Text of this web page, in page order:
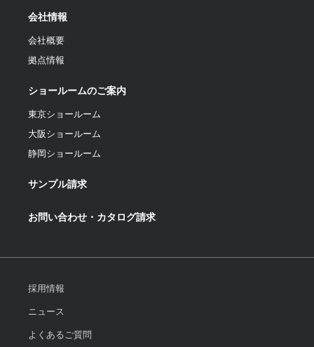
会社情報
会社概要
拠点情報
ショールームのご案内
東京ショールーム
大阪ショールーム
静岡ショールーム
サンプル請求
お問い合わせ・カタログ請求
採用情報
ニュース
よくあるご質問